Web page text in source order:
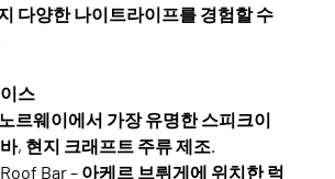
다양한 나이트라이프를 경험할 수
스
르웨이에서 가장 유명한 스피크이
, 현지 크래프트 주류 제조.
Bar – 아케르 브뤼게에 위치한 럭